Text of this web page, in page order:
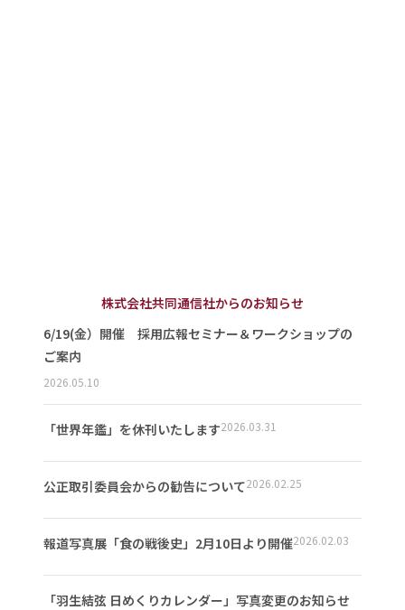
株式会社共同通信社からのお知らせ
6/19(金）開催 採用広報セミナー＆ワークショップの
ご案内
2026.05.10
「世界年鑑」を休刊いたします2026.03.31
公正取引委員会からの勧告について2026.02.25
報道写真展「食の戦後史」2月10日より開催2026.02.03
「羽生結弦 日めくりカレンダー」写真変更のお知らせ